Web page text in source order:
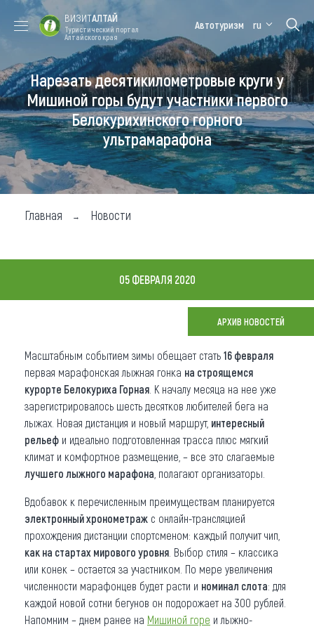
Форум VISIT
ALTAI
Цветение
маральника
Медицинский
форум
Алтайская
зимовка
Туры
Где побывать
Чем заняться
Где остановиться
О регионе
Коллекция впечатлений
Другие рубрики
ВИЗИТАЛТАЙ
Туристический портал
Алтайского края
Автотуризм ru
Нарезать десятикилометровые круги у
Мишиной горы будут участники первого
Белокурихинского горного
ультрамарафона
Главная Новости
05 ФЕВРАЛЯ 2020
АРХИВ НОВОСТЕЙ
Масштабным событием зимы обещает стать 16 февраля
первая марафонская лыжная гонка на строящемся
курорте Белокуриха Горная . К началу месяца на нее уже
зарегистрировалось шесть десятков любителей бега на
лыжах. Новая дистанция и новый маршрут, интересный
рельеф и идеально подготовленная трасса плюс мягкий
климат и комфортное размещение, – все это слагаемые
лучшего лыжного марафона , полагают организаторы.
Вдобавок к перечисленным преимуществам планируется
электронный хронометраж с онлайн-трансляцией
прохождения дистанции спортсменом: каждый получит чип,
как на стартах мирового уровня . Выбор стиля – классика
или конек – остается за участником. По мере увеличения
численности марафонцев будет расти и номинал слота: для
каждой новой сотни бегунов он подорожает на 300 рублей.
Напомним – днем ранее на Мишиной горе и лыжно-